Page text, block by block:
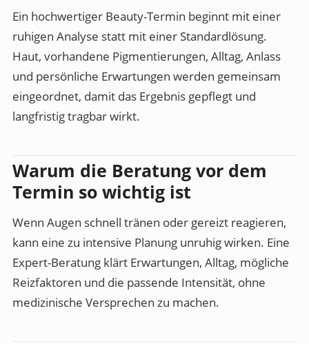
Ein hochwertiger Beauty-Termin beginnt mit einer
ruhigen Analyse statt mit einer Standardlösung.
Haut, vorhandene Pigmentierungen, Alltag, Anlass
und persönliche Erwartungen werden gemeinsam
eingeordnet, damit das Ergebnis gepflegt und
langfristig tragbar wirkt.
Warum die Beratung vor dem
Termin so wichtig ist
Wenn Augen schnell tränen oder gereizt reagieren,
kann eine zu intensive Planung unruhig wirken. Eine
Expert-Beratung klärt Erwartungen, Alltag, mögliche
Reizfaktoren und die passende Intensität, ohne
medizinische Versprechen zu machen.